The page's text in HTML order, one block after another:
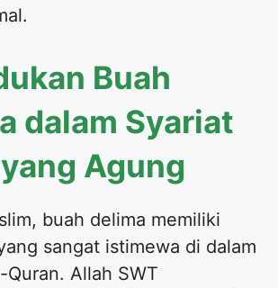
Buah
dalam Syariat
Agung
buah delima memiliki
sangat istimewa di dalam
Allah SWT